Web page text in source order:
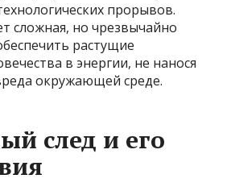
прорывов.
сложная, но чрезвычайно
растущие
в энергии, не нанося
окружающей среде.
след и его